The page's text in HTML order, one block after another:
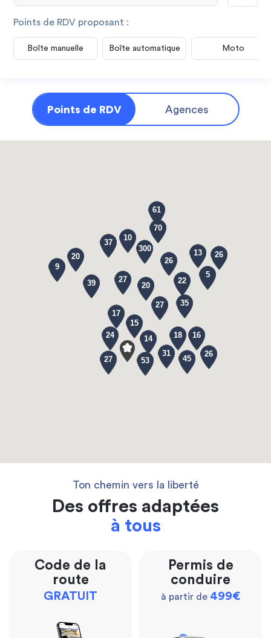
Points de RDV proposant :
Boîte manuelle Boîte automatique Moto
Points de RDV Agences
35
70
27
16
26
26
53
14
45
37
17
20
15
22
300
20
18
9
24
31
27
39
13
61
27
26
10
5
Ton chemin vers la liberté
Des offres adaptées
à tous
Code de la
route
GRATUIT
Permis de
conduire
à partir de 499€